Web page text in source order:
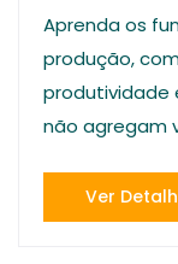
Aprenda os
produção,
produtividade
não agregam
Ver